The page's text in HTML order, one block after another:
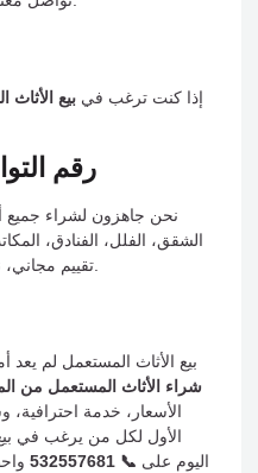
إذا كنت ترغب في بيع
📞 رقم التواصل:
نحن جاهزون لشراء جميع
الشقق، الفلل، الفنادق،
بيع الأثاث المستعمل لم
شراء الأثاث المستعمل من
الأسعار، خدمة احترافية،
الأول لكل من يرغب في
اليوم على 📞 532557681